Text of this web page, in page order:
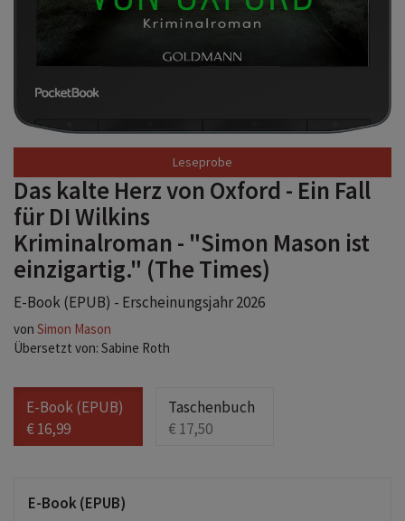
Das kalte Herz von Oxford - Ein Fall
für DI Wilkins
Kriminalroman - "Simon Mason ist
einzigartig." (The Times)
E-Book (EPUB) - Erscheinungsjahr 2026
von Simon Mason
Übersetzt von: Sabine Roth
E-Book (EPUB)
€ 16,99
Taschenbuch
€ 17,50
E-Book (EPUB)